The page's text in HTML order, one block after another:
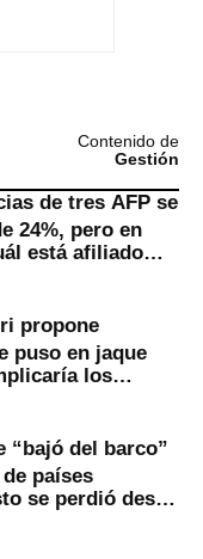
Contenido de
Gestión
de tres AFP se
24%, pero en
está afiliado
propone
puso en jaque
los
“bajó del barco”
países
se perdió desde